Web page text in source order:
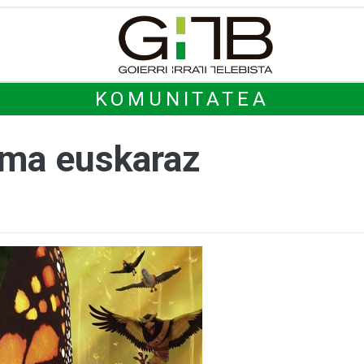
KOMUNITATEA
euskaraz